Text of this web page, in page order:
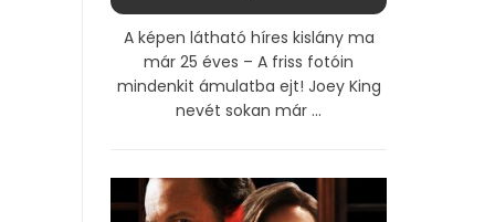
A képen látható híres kislány ma
már 25 éves – A friss fotóin
mindenkit ámulatba ejt! Joey King
nevét sokan már ...